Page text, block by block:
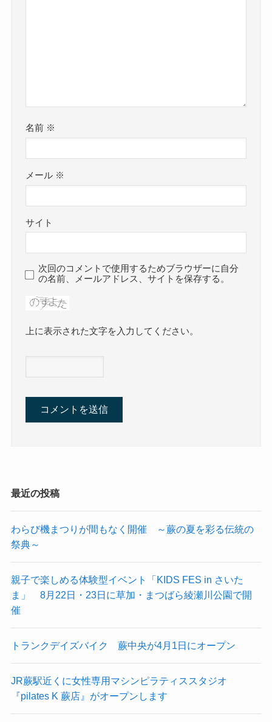
名前 ※
メール ※
サイト
次回のコメントで使用するためブラウザーに自分
の名前、メールアドレス、サイトを保存する。
上に表示された文字を入力してください。
最近の投稿
わらび機まつりが間もなく開催 ～蕨の夏を彩る伝統の
祭典～
親子で楽しめる体験型イベント「KIDS FES in さいた
ま」 8月22日・23日に草加・まつばら綾瀬川公園で開
催
トランクデイズバイク 蕨中央が4月1日にオープン
JR蕨駅近くに女性専用マシンピラティススタジオ
『pilates K 蕨店』がオープンします